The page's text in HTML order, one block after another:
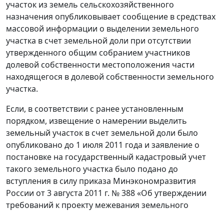
участок из земель сельскохозяйственного
назначения опубликовывает сообщение в средствах
массовой информации о выделении земельного
участка в счет земельной доли при отсутствии
утвержденного общим собранием участников
долевой собственности местоположения части
находящегося в долевой собственности земельного
участка.
Если, в соответствии с ранее установленным
порядком, извещение о намерении выделить
земельный участок в счет земельной доли было
опубликовано до 1 июля 2011 года и заявление о
постановке на государственный кадастровый учет
такого земельного участка было подано до
вступления в силу приказа Минэкономразвития
России от 3 августа 2011 г. № 388 «Об утверждении
требований к проекту межевания земельного